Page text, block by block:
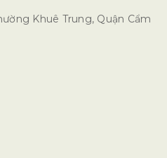
Khuê Trung, Quận Cẩm